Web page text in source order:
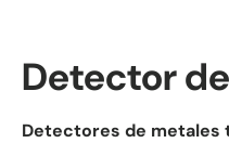
Detector
Detectores de metales